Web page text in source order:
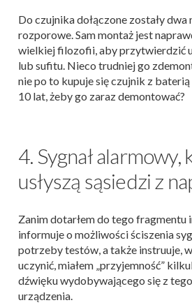
Do czujnika dołączone zostały
rozporowe. Sam montaż jest
wielkiej filozofii, aby przytwierdzić
lub sufitu. Nieco trudniej go
nie po to kupuje się czujnik z baterią
10 lat, żeby go zaraz demontować?
4. Sygnał alarmowy,
usłyszą sąsiedzi z
Zanim dotarłem do tego
informuje o możliwości ściszenia
potrzeby testów, a także instruuje,
uczynić, miałem „przyjemność”
dźwięku wydobywającego się z
urządzenia.